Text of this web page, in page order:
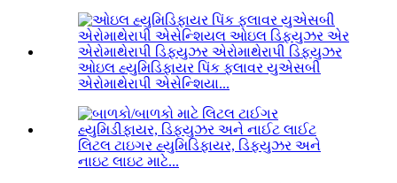
ઓઇલ હ્યુમિડિફાયર પિંક ફ્લાવર યુએસબી
એરોમાથેરાપી એસેન્શિયા...
લિટલ ટાઇગર હ્યુમિડિફાયર, ડિફ્યુઝર અને
નાઇટ લાઇટ માટે...